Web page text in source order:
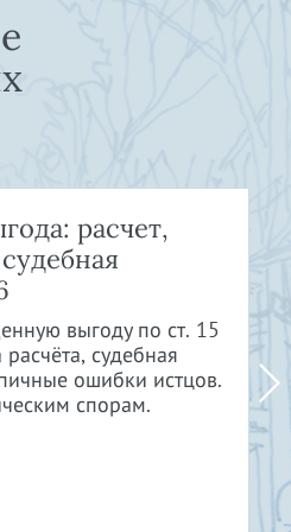
расчет,
выгоду по ст. 15
судебная
ошибки истцов.
спорам.